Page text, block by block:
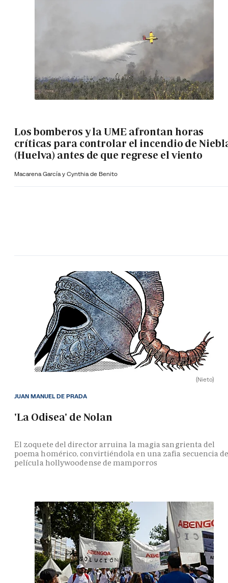
Los bomberos y la UME afrontan horas
críticas para controlar el incendio de
(Huelva) antes de que regrese el viento
Macarena García y Cynthia de Benito
(Nieto)
'La Odisea' de Nolan
El zoquete del director arruina la magia sangrienta del
poema homérico, convirtiéndola en una zafia secuencia
película hollywoodense de mamporros
JUAN MANUEL DE PRADA